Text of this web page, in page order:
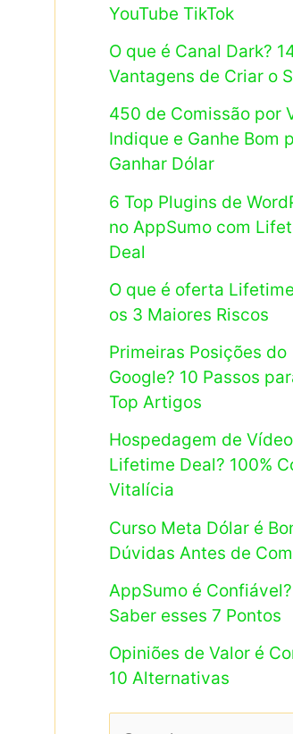
YouTube TikTok
O que é Canal Dark?
Vantagens de Criar o
450 de Comissão por
Indique e Ganhe Bom
Ganhar Dólar
6 Top Plugins de
no AppSumo com
Deal
O que é oferta
os 3 Maiores Riscos
Primeiras Posições do
Google? 10 Passos
Top Artigos
Hospedagem de Vídeo
Lifetime Deal? 100%
Vitalícia
Curso Meta Dólar é
Dúvidas Antes de
AppSumo é Confiável?
Saber esses 7 Pontos
Opiniões de Valor é
10 Alternativas